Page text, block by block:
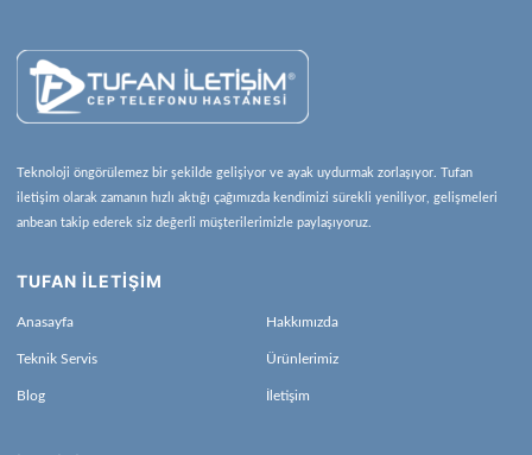
Teknoloji öngörülemez bir şekilde gelişiyor ve ayak uydurmak zorlaşıyor. Tufan
iletişim olarak zamanın hızlı aktığı çağımızda kendimizi sürekli yeniliyor, gelişmeleri
anbean takip ederek siz değerli müşterilerimizle paylaşıyoruz.
TUFAN İLETİŞİM
Anasayfa Hakkımızda
Teknik Servis Ürünlerimiz
Blog İletişim